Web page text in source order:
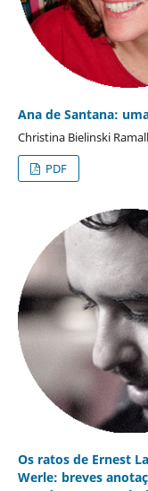
Ana de Santana:
Christina Bielinski
PDF
Os ratos de Ernest
Werle: breves